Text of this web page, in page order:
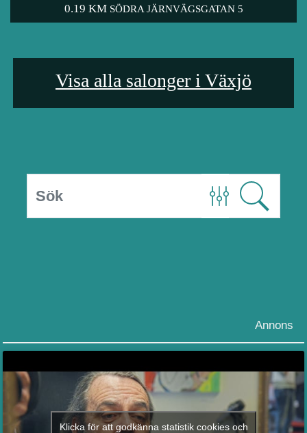
0.19 KM SÖDRA JÄRNVÄGSGATAN 5
Visa alla salonger i Växjö
Annons
Klicka för att godkänna statistik cookies och